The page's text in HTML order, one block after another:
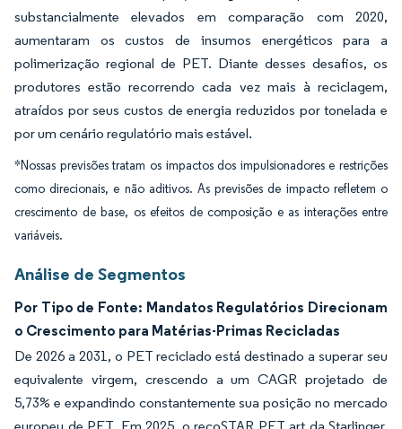
substancialmente elevados em comparação com 2020,
aumentaram os custos de insumos energéticos para a
polimerização regional de PET. Diante desses desafios, os
produtores estão recorrendo cada vez mais à reciclagem,
atraídos por seus custos de energia reduzidos por tonelada e
por um cenário regulatório mais estável.
*Nossas previsões tratam os impactos dos impulsionadores e restrições
como direcionais, e não aditivos. As previsões de impacto refletem o
crescimento de base, os efeitos de composição e as interações entre
variáveis.
Análise de Segmentos
Por Tipo de Fonte: Mandatos Regulatórios Direcionam
o Crescimento para Matérias-Primas Recicladas
De 2026 a 2031, o PET reciclado está destinado a superar seu
equivalente virgem, crescendo a um CAGR projetado de
5,73% e expandindo constantemente sua posição no mercado